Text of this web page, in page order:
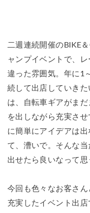
二週連続開催のBIKE
ャンプイベントで、
違った雰囲気。年に1
続して出店していき
は、自転車ギアがま
を出しながら充実さ
に簡単にアイデアは
て、漕いで。そんな
出せたら良いなって思
今回も色々なお客さ
充実したイベント出